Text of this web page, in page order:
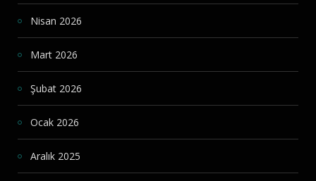
Nisan 2026
Mart 2026
Şubat 2026
Ocak 2026
Aralık 2025